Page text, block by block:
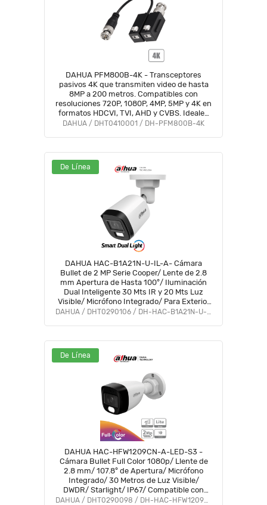
DAHUA PFM800B-4K - Transceptores
pasivos 4K que transmiten video de hasta
8MP a 200 metros. Compatibles con
resoluciones 720P, 1080P, 4MP, 5MP y 4K en
formatos HDCVI, TVI, AHD y CVBS. Ideales
para vigilancia en alta resolución y largas
DAHUA / DHT0410001 / DH-PFM800B-4K
De Línea
DAHUA HAC-B1A21N-U-IL-A- Cámara
Bullet de 2 MP Serie Cooper/ Lente de 2.8
mm Apertura de Hasta 100°/ Iluminación
Dual Inteligente 30 Mts IR y 20 Mts Luz
Visible/ Micrófono Integrado/ Para Exterior
IP67#LoNuevo #OD #CD #OIM
DAHUA / DHT0290106 / DH-HAC-B1A21N-U-IL-A
De Línea
DAHUA HAC-HFW1209CN-A-LED-S3 -
Cámara Bullet Full Color 1080p/ Llente de
2.8 mm/ 107.8° de Apertura/ Micrófono
Integrado/ 30 Metros de Luz Visible/
DWDR/ Starlight/ IP67/ Compatible con
CVI/AHD/CVBS/ #LoNuevo #M1 #AFULLDAHUA / DHT0290098 / DH-HAC-HFW1209CN-A-LED-S3